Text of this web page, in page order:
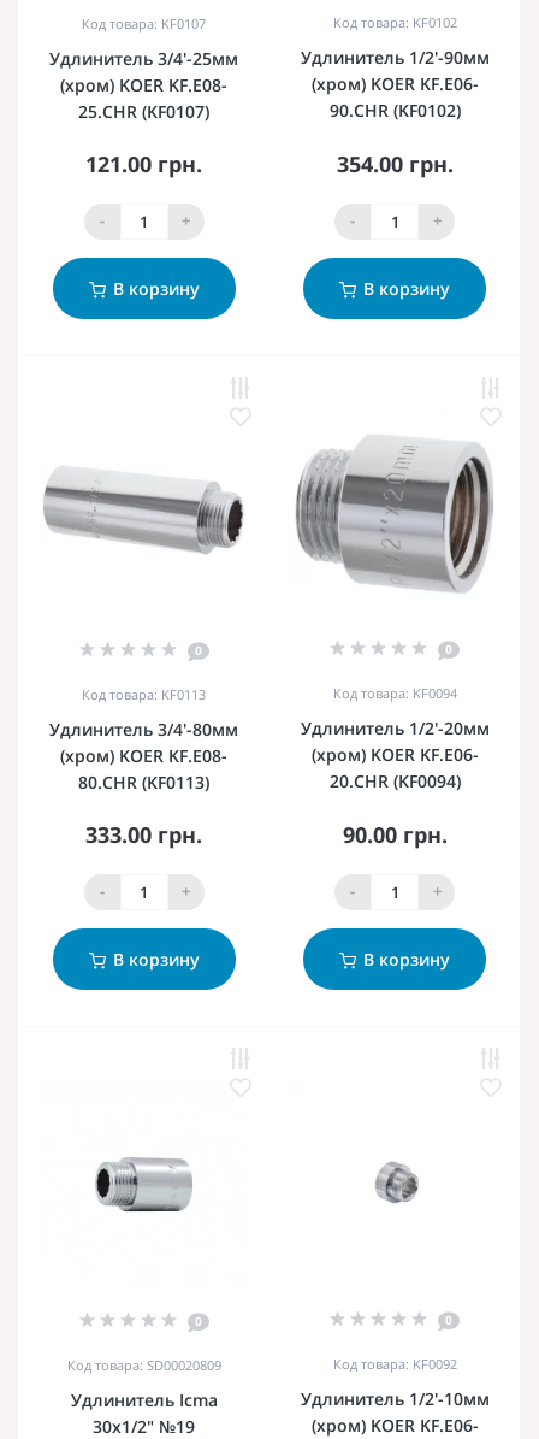
Код товара: KF0107
Удлинитель 3/4'-25мм
(хром) KOER KF.E08-
25.CHR (KF0107)
121.00 грн.
- +
В корзину
Код товара: KF0102
Удлинитель 1/2'-90мм
(хром) KOER KF.E06-
90.CHR (KF0102)
354.00 грн.
- +
В корзину
0
Код товара: KF0113
Удлинитель 3/4'-80мм
(хром) KOER KF.E08-
80.CHR (KF0113)
333.00 грн.
- +
В корзину
0
Код товара: KF0094
Удлинитель 1/2'-20мм
(хром) KOER KF.E06-
20.CHR (KF0094)
90.00 грн.
- +
В корзину
0
Код товара: SD00020809
Удлинитель Icma
30х1/2" №19
0
Код товара: KF0092
Удлинитель 1/2'-10мм
(хром) KOER KF.E06-